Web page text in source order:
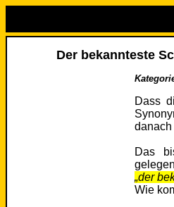
Der bekannteste
Dass
danach
Das
„der
Wie